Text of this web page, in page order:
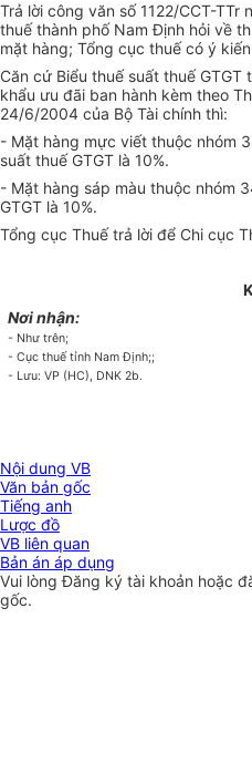
Trả lời công văn số 1122/CCT-
thuế thành phố Nam Định hỏi về
mặt hàng; Tổng cục thuế có ý
Căn cứ Biểu thuế suất thuế
khẩu ưu đãi ban hành kèm theo
24/6/2004 của Bộ Tài chính thì:
- Mặt hàng mực viết thuộc nhóm
suất thuế GTGT là 10%.
- Mặt hàng sáp màu thuộc nhóm
GTGT là 10%.
Tổng cục Thuế trả lời để Chi cục
Nơi nhận:
- Như trên;
- Cục thuế tỉnh Nam Định;;
- Lưu: VP (HC), DNK 2b.
Nội dung VB
Văn bản gốc
Tiếng anh
Lược đồ
VB liên quan
Bản án áp dụng
Vui lòngĐăng ký tài khoản hoặc
gốc.